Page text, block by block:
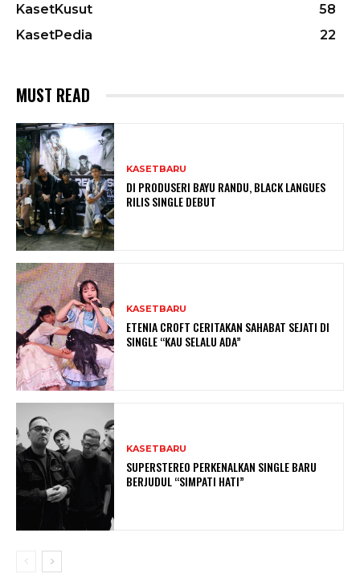
KasetKusut
58
KasetPedia
22
MUST READ
KASETBARU
DI PRODUSERI BAYU RANDU, BLACK LANGUES
RILIS SINGLE DEBUT
KASETBARU
ETENIA CROFT CERITAKAN SAHABAT SEJATI DI
SINGLE “KAU SELALU ADA”
KASETBARU
SUPERSTEREO PERKENALKAN SINGLE BARU
BERJUDUL “SIMPATI HATI”